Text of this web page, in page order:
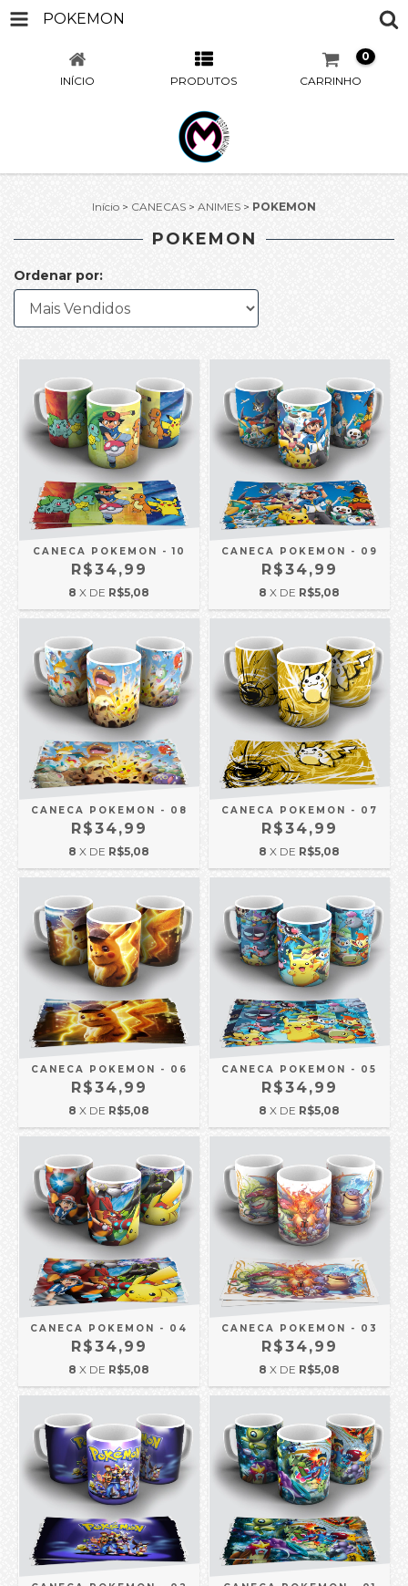
POKEMON
INÍCIO PRODUTOS CARRINHO
0
Início > CANECAS > ANIMES > POKEMON
POKEMON
Ordenar por:
CANECA POKEMON - 10
R$34,99
8 X DE R$5,08
CANECA POKEMON - 09
R$34,99
8 X DE R$5,08
CANECA POKEMON - 08
R$34,99
8 X DE R$5,08
CANECA POKEMON - 07
R$34,99
8 X DE R$5,08
CANECA POKEMON - 06
R$34,99
8 X DE R$5,08
CANECA POKEMON - 05
R$34,99
8 X DE R$5,08
CANECA POKEMON - 04
R$34,99
8 X DE R$5,08
CANECA POKEMON - 03
R$34,99
8 X DE R$5,08